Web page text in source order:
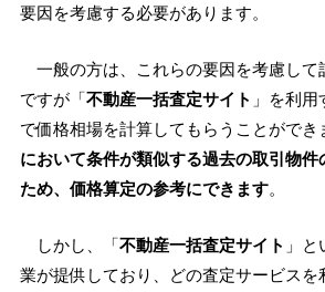
要因を考慮する必要があります。
一般の方は、これらの要因を考慮し
ですが「不動産一括査定サイト 」を利
で価格相場を計算してもらうことができ
において条件が類似する過去の取引物
ため、価格算定の参考にできます。
しかし、「不動産一括査定サイト 」
業が提供しており、どの査定サービス